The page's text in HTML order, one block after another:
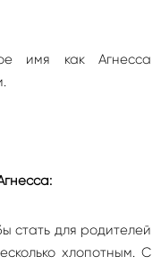
имя как Агнесса
стать для родителей
хлопотным. С